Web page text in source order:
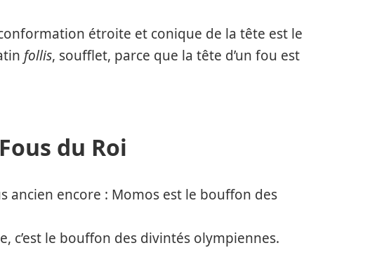
étroite et conique de la tête est le
follis, soufflet, parce que la tête d’un fou est
du Roi
ancien encore : Momos est le bouffon des
c’est le bouffon des divintés olympiennes.